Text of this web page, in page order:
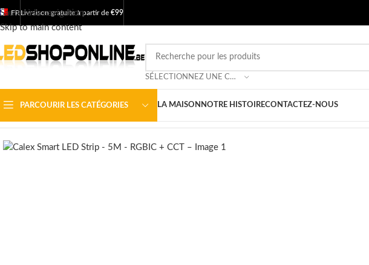
Sauter à la navigation
Skip to main content
FRLivraison gratuite à partir de €99
SÉLECTIONNEZ UNE CATÉGORIE
PARCOURIR LES CATÉGORIES LA MAISON NOTRE HISTOIRECONTACTEZ-NOUS